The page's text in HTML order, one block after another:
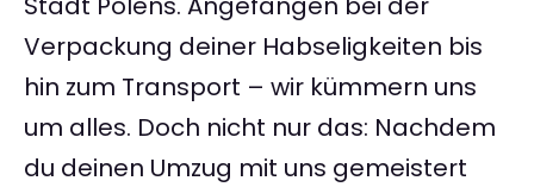
Verpackung deiner Habseligkeiten bis
hin zum Transport – wir kümmern uns
um alles. Doch nicht nur das: Nachdem
du deinen Umzug mit uns gemeistert